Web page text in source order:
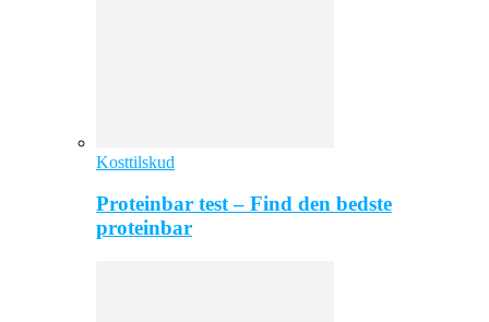
Kosttilskud
Proteinbar test – Find den bedste
proteinbar